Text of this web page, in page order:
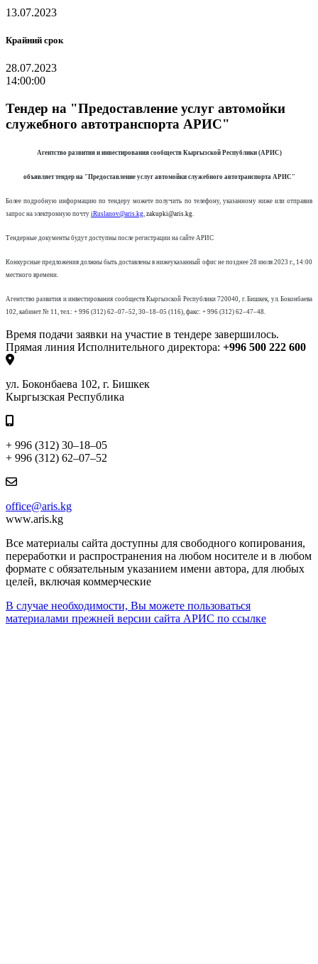
13.07.2023
Крайний срок
28.07.2023
14:00:00
Тендер на "Предоставление услуг автомойки
служебного автотранспорта АРИС"
Агентство развития и инвестирования сообществ Кыргызской Республики (АРИС)
объявляет тендер на "Предоставление услуг автомойки служебного автотранспорта АРИС"
Более подробную информацию по тендеру можете получить по телефону, указанному ниже или отправив
запрос на электронную почту iRuslanov@aris.kg, zakupki@aris.kg.
Тендерные документы будут доступны после регистрации на сайте АРИС
Конкурсные предложения должны быть доставлены в нижеуказанный офис не позднее 28 июля 2023 г., 14:00
местного времени.
Агентство развития и инвестирования сообществ Кыргызской Республики 720040, г. Бишкек, ул. Боконбаева
102, кабинет № 11, тел.: + 996 (312) 62–07–52, 30–18–05 (116), факс: + 996 (312) 62–47–48.
Время подачи заявки на участие в тендере завершилось.
Прямая линия Исполнительного директора: +996 500 222 600
ул. Боконбаева 102, г. Бишкек
Кыргызская Республика
+ 996 (312) 30–18–05
+ 996 (312) 62–07–52
office@aris.kg
www.aris.kg
Все материалы сайта доступны для свободного копирования,
переработки и распространения на любом носителе и в любом
формате с обязательным указанием имени автора, для любых
целей, включая коммерческие
В случае необходимости, Вы можете пользоваться
материалами прежней версии сайта АРИС по ссылке